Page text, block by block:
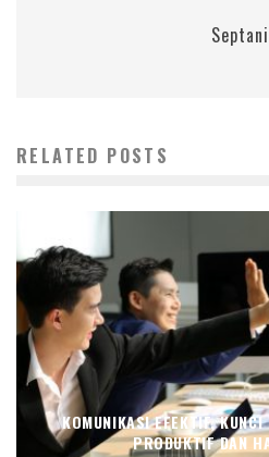
RELATED POSTS
KOMUNIKASI EFEKTIF, KUNCI
PRODUKTIF DAN